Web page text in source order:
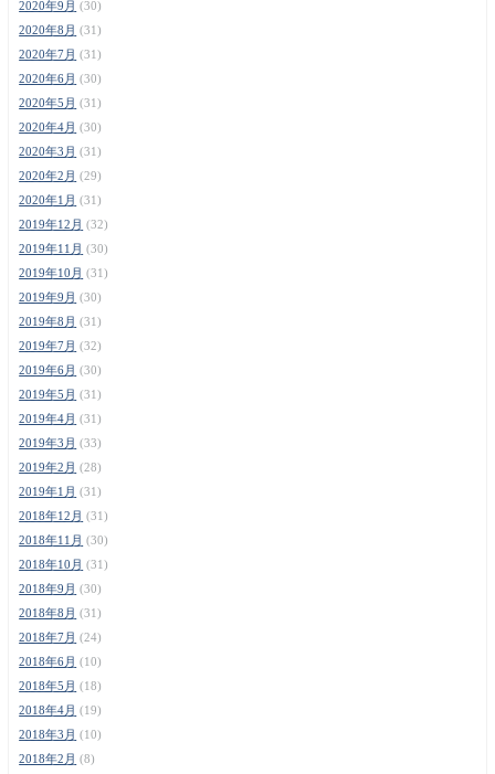
2020年9月 (30)
2020年8月 (31)
2020年7月 (31)
2020年6月 (30)
2020年5月 (31)
2020年4月 (30)
2020年3月 (31)
2020年2月 (29)
2020年1月 (31)
2019年12月 (32)
2019年11月 (30)
2019年10月 (31)
2019年9月 (30)
2019年8月 (31)
2019年7月 (32)
2019年6月 (30)
2019年5月 (31)
2019年4月 (31)
2019年3月 (33)
2019年2月 (28)
2019年1月 (31)
2018年12月 (31)
2018年11月 (30)
2018年10月 (31)
2018年9月 (30)
2018年8月 (31)
2018年7月 (24)
2018年6月 (10)
2018年5月 (18)
2018年4月 (19)
2018年3月 (10)
2018年2月 (8)